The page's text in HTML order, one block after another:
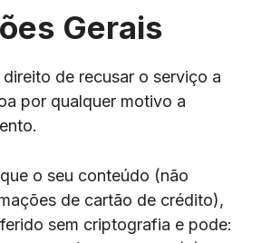
Gerais
direito de recusar o serviço a
por qualquer motivo a
o seu conteúdo (não
de cartão de crédito),
sem criptografia e pode: